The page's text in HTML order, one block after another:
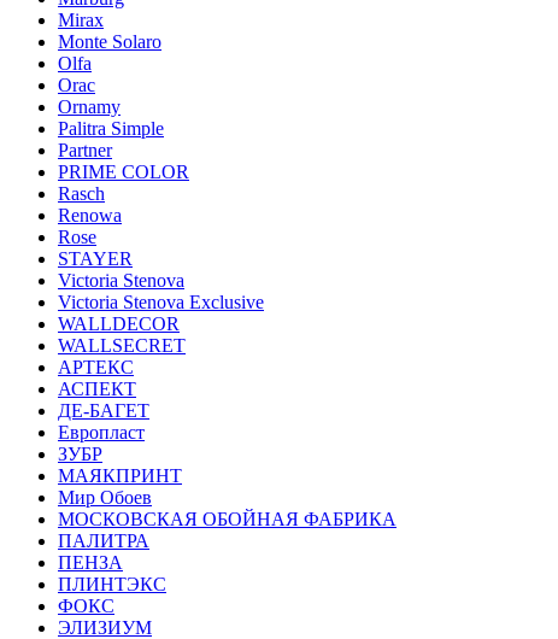
Mirax
Monte Solaro
Olfa
Orac
Ornamy
Palitra Simple
Partner
PRIME COLOR
Rasch
Renowa
Rose
STAYER
Victoria Stenova
Victoria Stenova Exclusive
WALLDECOR
WALLSECRET
АРТЕКС
АСПЕКТ
ДЕ-БАГЕТ
Европласт
ЗУБР
МАЯКПРИНТ
Мир Обоев
МОСКОВСКАЯ ОБОЙНАЯ ФАБРИКА
ПАЛИТРА
ПЕНЗА
ПЛИНТЭКС
ФОКС
ЭЛИЗИУМ